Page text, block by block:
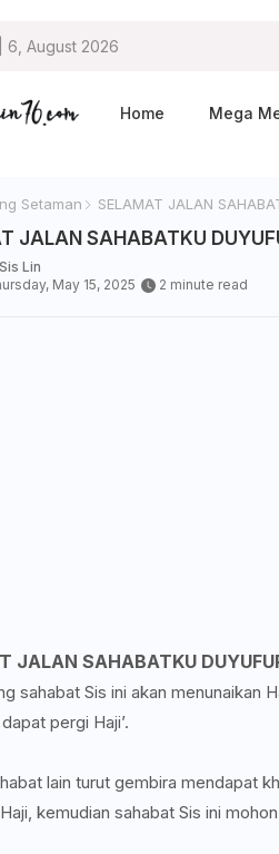
6, August 2026
Home Mega
Setaman SELAMAT JALAN
JALAN SAHABATKU
Sis Lin
May 15, 2025
2 minute read
JALAN SAHABATKU
sahabat Sis ini akan menunaikan
pergi Haji’.
lain turut gembira mendapat
kemudian sahabat Sis ini